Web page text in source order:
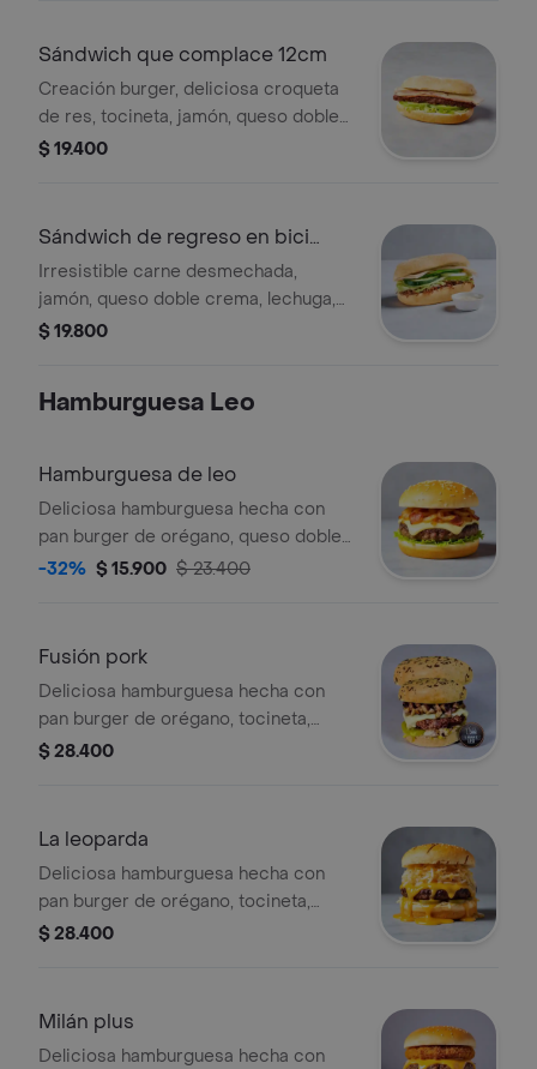
Sándwich que complace 12cm
Creación burger, deliciosa croqueta
de res, tocineta, jamón, queso doble
crema, lechuga, cebolla, tomate, bbq y
$ 19.400
Sándwich de regreso en bici
12cm
Irresistible carne desmechada,
jamón, queso doble crema, lechuga,
tomate, cebolla, pimentón, pepino,
$ 19.800
Hamburguesa Leo
Hamburguesa de leo
Deliciosa hamburguesa hecha con
pan burger de orégano, queso doble
crema, tocineta, 160 gramos de
-32% $ 15.900 $ 23.400
Fusión pork
Deliciosa hamburguesa hecha con
pan burger de orégano, tocineta,
queso doble crema, 160 gr de carne
tártara, ajo, cebolla, tomate.
$ 28.400
La leoparda
Deliciosa hamburguesa hecha con
pan burger de orégano, tocineta,
queso doble crema, 160 gr de carne
tártara, ajo, cebolla y tomate.
$ 28.400
Milán plus
Deliciosa hamburguesa hecha con